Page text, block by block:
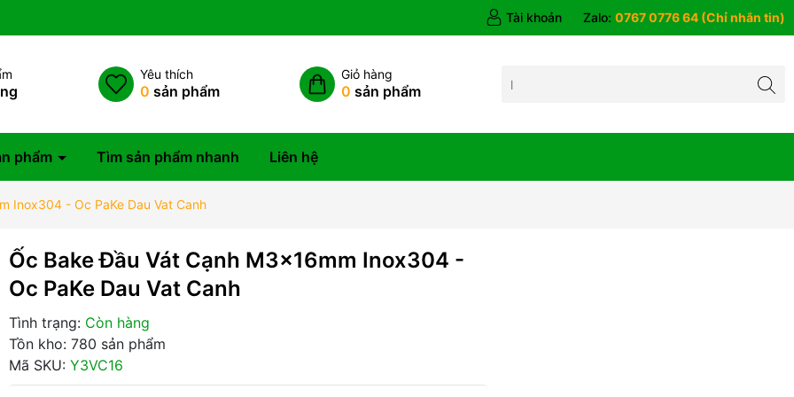
Tài khoản Zalo: 0767 0776 64 (Chỉ nhắn tin)
Yêu thích
0 sản phẩm
Giỏ hàng
0 sản phẩm
phẩm Tìm sản phẩm nhanh Liên hệ
Inox304 - Oc PaKe Dau Vat Canh
Ốc Bake Đầu Vát Cạnh M3x16mm Inox304 -
Oc PaKe Dau Vat Canh
Tình trạng: Còn hàng
Tồn kho: 780 sản phẩm
Mã SKU: Y3VC16